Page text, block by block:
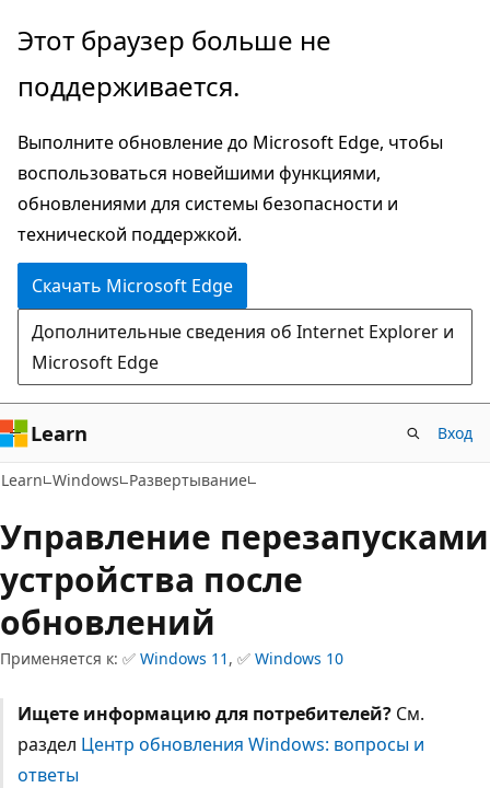
Пропустить
перейти
основному
содержимому
Этот браузер больше не
поддерживается.
Выполните обновление до Microsoft Edge, чтобы
воспользоваться новейшими функциями,
обновлениями для системы безопасности и
технической поддержкой.
Скачать Microsoft Edge
Дополнительные сведения об Internet Explorer и
Microsoft Edge
Learn Вход
Learn Windows Развертывание
Управление перезапусками
устройства после
обновлений
Применяется к: ✅ Windows 11 , ✅ Windows 10
Ищете информацию для потребителей?См.
раздел Центр обновления Windows: вопросы и
ответы